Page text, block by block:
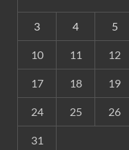
3 4 5
10 11 12
17 18 19
24 25 26
31